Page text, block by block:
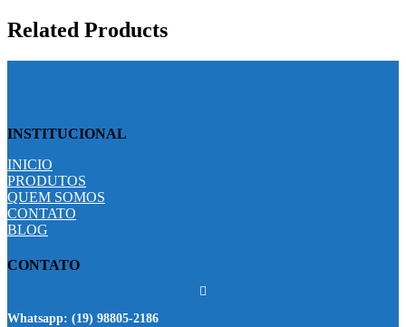
Related Products
INSTITUCIONAL
INICIO
PRODUTOS
QUEM SOMOS
CONTATO
BLOG
CONTATO
Whatsapp: (19) 98805-2186